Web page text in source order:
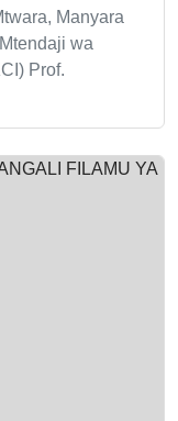
Manyara
wa
Prof.